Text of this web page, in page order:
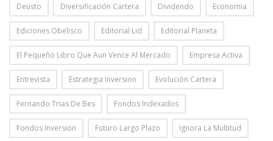
Deusto Diversificación Cartera Dividendo Economia
Ediciones Obelisco Editorial Lid Editorial Planeta
El Pequeño Libro Que Aun Vence Al Mercado Empresa Activa
Entrevista Estrategia Inversion Evolución Cartera
Fernando Trias De Bes Fondos Indexados
Fondos Inversion Futuro Largo Plazo Ignora La Multitud